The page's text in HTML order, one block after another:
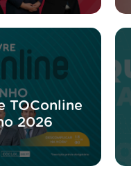
TOConline
2026